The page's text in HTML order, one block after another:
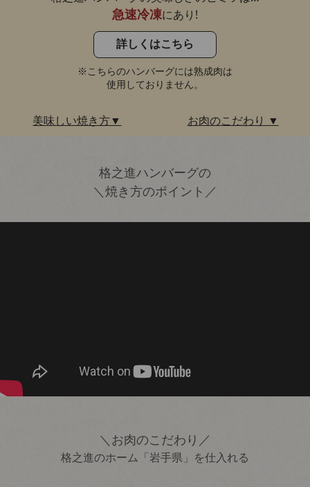
急速冷凍にあり!
詳しくはこちら
※こちらのハンバーグには熟成肉は
使用しておりません。
美味しい焼き方▼ お肉のこだわり ▼
格之進ハンバーグの
＼焼き方のポイント／
＼お肉のこだわり／
格之進のホーム「岩手県」を仕入れる